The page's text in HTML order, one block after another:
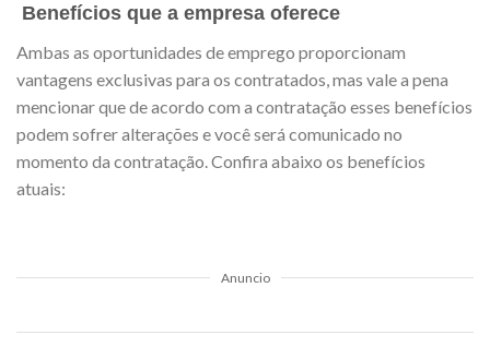
Benefícios que a empresa oferece
Ambas as oportunidades de emprego proporcionam
vantagens exclusivas para os contratados, mas vale a pena
mencionar que de acordo com a contratação esses benefícios
podem sofrer alterações e você será comunicado no
momento da contratação. Confira abaixo os benefícios
atuais:
Anuncio